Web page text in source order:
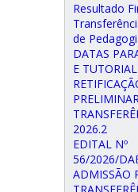
Resultado
de
DATAS
E
2026.2
EDITAL Nº
56/2026/
ADMISSÃO